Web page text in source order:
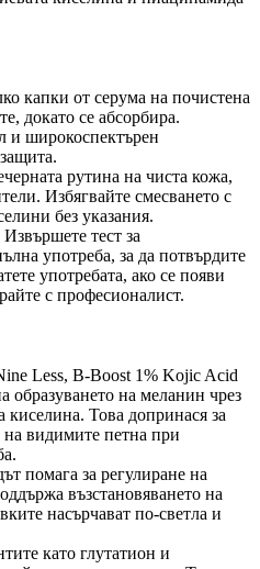
капки от серума на почистена
докато се абсорбира.
и широкоспектърен
рутина на чиста кожа,
Избягвайте смесването с
без указания.
тест за
употреба, за да потвърдите
употребата, ако се появи
с професионалист.
Less, B-Boost 1% Kojic Acid
образуването на меланин чрез
киселина. Това допринася за
видимите петна при
помага за регулиране на
възстановяването на
насърчават по-светла и
като глутатион и